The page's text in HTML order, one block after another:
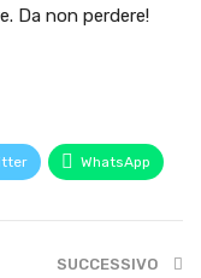
Da non perdere!
WhatsApp
SUCCESSIVO